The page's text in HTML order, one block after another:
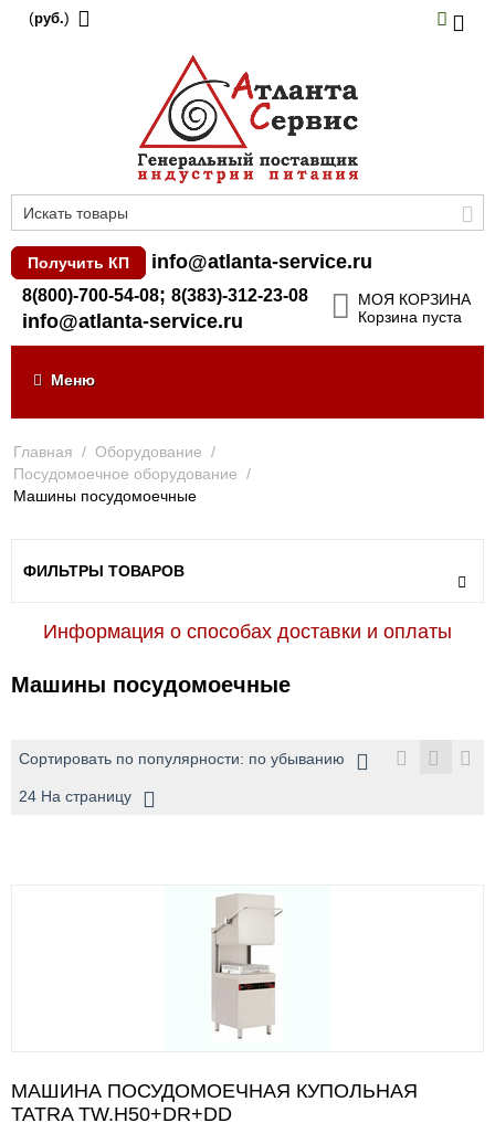
(руб.)
Получить КП info@atlanta-service.ru
8(800)-700-54-08; 8(383)-312-23-08
info@atlanta-service.ru
МОЯ КОРЗИНА
Корзина пуста
Меню
Главная / Оборудование /
Посудомоечное оборудование /
Машины посудомоечные
ФИЛЬТРЫ ТОВАРОВ
Информация о способах доставки и оплаты
Машины посудомоечные
Сортировать по популярности: по убыванию
24 На страницу
МАШИНА ПОСУДОМОЕЧНАЯ КУПОЛЬНАЯ
TATRA TW.H50+DR+DD